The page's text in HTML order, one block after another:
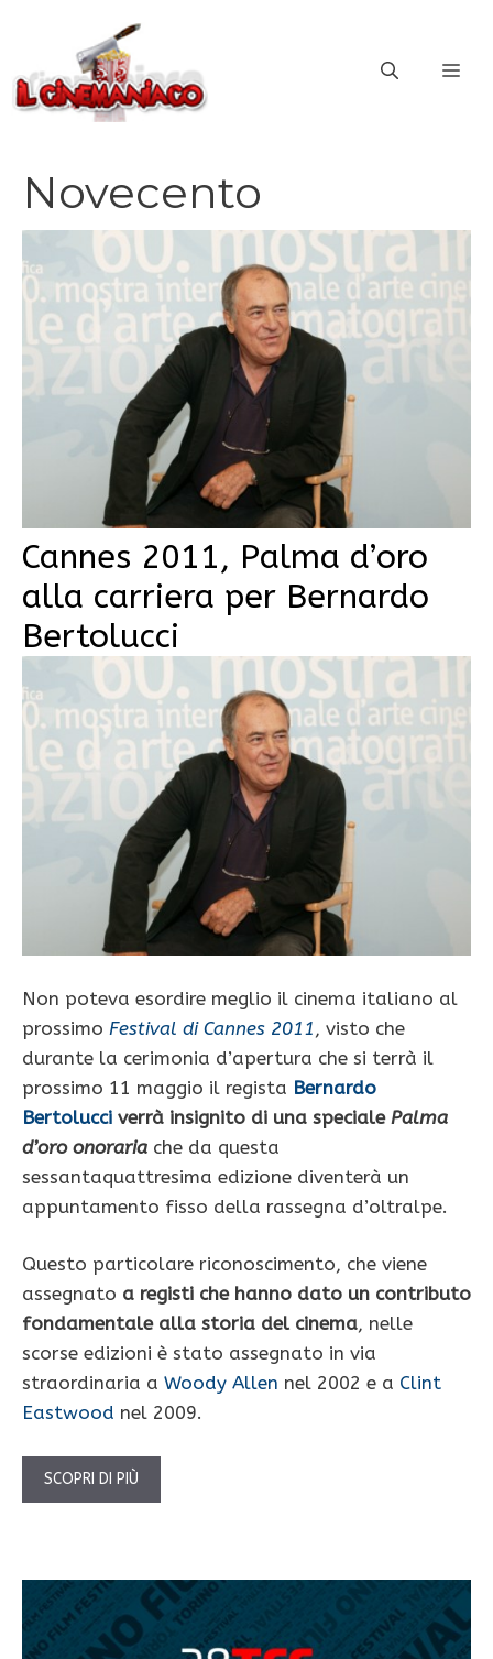
contenuto
Novecento
Cannes 2011, Palma d’oro
alla carriera per Bernardo
Bertolucci
Non poteva esordire meglio il cinema italiano al
prossimo Festival di Cannes 2011 , visto che
durante la cerimonia d’apertura che si terrà il
prossimo 11 maggio il regista Bernardo
Bertolucci verrà insignito di una speciale Palma
d’oro onoraria che da questa
sessantaquattresima edizione diventerà un
appuntamento fisso della rassegna d’oltralpe.
Questo particolare riconoscimento, che viene
assegnato a registi che hanno dato un contributo
fondamentale alla storia del cinema, nelle
scorse edizioni è stato assegnato in via
straordinaria a Woody Allen nel 2002 e a Clint
Eastwood nel 2009.
SCOPRI DI PIÙ